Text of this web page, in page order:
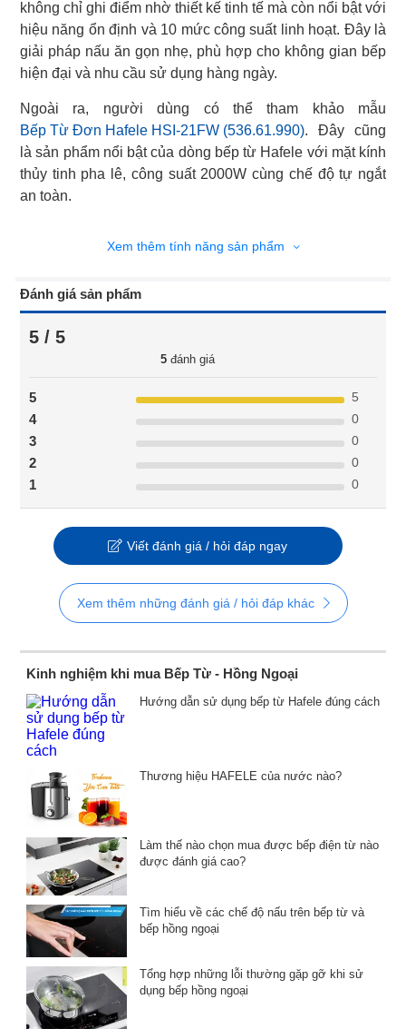
không chỉ ghi điểm nhờ thiết kế tinh tế mà còn nổi bật với
hiệu năng ổn định và 10 mức công suất linh hoạt. Đây là
giải pháp nấu ăn gọn nhẹ, phù hợp cho không gian bếp
hiện đại và nhu cầu sử dụng hàng ngày.
Bếp Từ Đơn Hafele HSI-21FW (536.61.990). Đây cũng
là sản phẩm nổi bật của dòng bếp từ Hafele với mặt kính
thủy tinh pha lê, công suất 2000W cùng chế độ tự ngắt
an toàn.
Xem thêm tính năng sản phẩm
Đánh giá sản phẩm
5 / 5
5 đánh giá
1 0
2 0
3 0
4 0
5 5
Viết đánh giá / hỏi đáp ngay
Xem thêm những đánh giá / hỏi đáp khác
Kinh nghiệm khi mua Bếp Từ - Hồng Ngoại
Hướng dẫn sử dụng bếp từ Hafele đúng cách
Thương hiệu HAFELE của nước nào?
Làm thế nào chọn mua được bếp điện từ nào
được đánh giá cao?
Tìm hiểu về các chế độ nấu trên bếp từ và
bếp hồng ngoại
Tổng hợp những lỗi thường gặp gỡ khi sử
dụng bếp hồng ngoại